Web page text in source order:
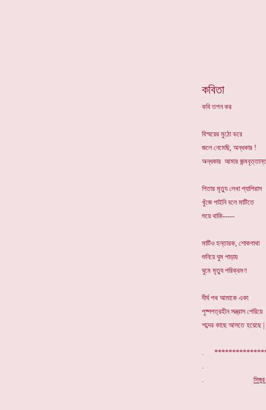
কবিতা
কবি তপন কর
বিস্ময়ের মুঠো ভরে
জলে নেমেছি, অন্ধকার !
অন্ধকার আমার
পিতার মৃত্যু লেখা প্যাপিরাস
খুঁজে পাইনি বলে মাটিতে
শুয়ে থাকি-----
মাটিও হন্তারক, শোকগাথা
শুনিয়ে ঘুম পাড়ায়
ঘুমে মৃত্যু পরিক্রমণ
দীর্ঘ পথ আমাকে একা
পুষ্পপত্রহীন সন্ত্রাস পেরিয়ে
শব্দের কাছে আসতে হয়েছে |
.
.